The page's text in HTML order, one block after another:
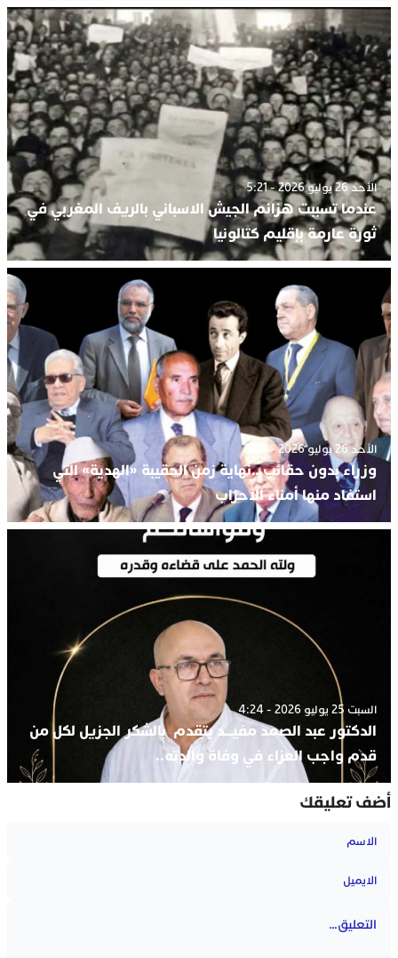
الأحد 26 يوليو 2026 - 5:21
عندما تسببت هزائم الجيش الاسباني بالريف المغربي في
ثورة عارمة بإقليم كتالونيا
الأحد 26 يوليو 2026 - 2:35
وزراء بدون حقائب…نهاية زمن الحقيبة «الهدية» التي
استفاد منها أمناء الأحزاب
السبت 25 يوليو 2026 - 4:24
الدكتور عبد الصمد مفيـــد يتقدم بالشكر الجزيل لكل من
قدم ‏واجب العزاء في وفاة والدته..
أضف تعليقك